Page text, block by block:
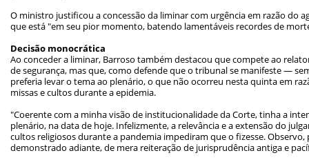
O ministro justificou a concessão da liminar com urgência em razão do
que está "em seu pior momento, batendo lamentáveis recordes de
Decisão monocrática
Ao conceder a liminar, Barroso também destacou que compete ao
de segurança, mas que, como defende que o tribunal se manifeste —
preferia levar o tema ao plenário, o que não ocorreu nesta quinta em
missas e cultos durante a epidemia.
"Coerente com a minha visão de institucionalidade da Corte, tinha a
plenário, na data de hoje. Infelizmente, a relevância e a extensão do
cultos religiosos durante a pandemia impediram que o fizesse.
demonstrado adiante, de mera reiteração de jurisprudência antiga e